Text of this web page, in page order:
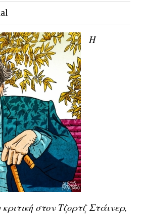
Η
στον Τζορτζ Στάινερ,